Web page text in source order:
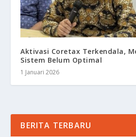
Aktivasi Coretax Terkendala,
Sistem Belum Optimal
1 Januari 2026
BERITA TERBARU